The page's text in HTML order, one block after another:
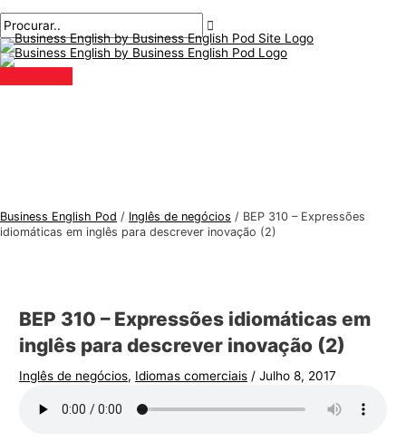
para
o
conteúdo
principal
Business English Pod / Inglês de negócios / BEP 310 – Expressões
idiomáticas em inglês para descrever inovação (2)
BEP 310 – Expressões idiomáticas em
inglês para descrever inovação (2)
Inglês de negócios, Idiomas comerciais /Julho 8, 2017
navegação
aqui..
mail*
T
ó
p
i
i
ê
s
p
P
r
o
c